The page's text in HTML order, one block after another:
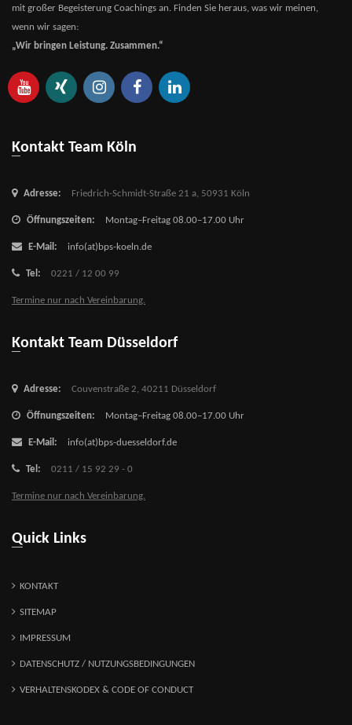
mit großer Begeisterung Coachings an. Finden Sie heraus, was wir meinen,
wenn wir sagen:
„Wir bringen Leistung. Zusammen.“
Kontakt Team Köln
Adresse: Friedrich-Schmidt-Straße 21 a, 50931 Köln
Öffnungszeiten: Montag–Freitag 08.00–17.00 Uhr
E-Mail: info(at)bps-koeln.de
Tel: 0221 / 12 00 99
Termine nur nach Vereinbarung.
Kontakt Team Düsseldorf
Adresse: Couvenstraße 2, 40211 Düsseldorf
Öffnungszeiten: Montag–Freitag 08.00–17.00 Uhr
E-Mail: info(at)bps-duesseldorf.de
Tel: 0211 / 15 92 29 - 0
Termine nur nach Vereinbarung.
Quick Links
KONTAKT
SITEMAP
IMPRESSUM
DATENSCHUTZ / NUTZUNGSBEDINGUNGEN
VERHALTENSKODEX & CODE OF CONDUCT